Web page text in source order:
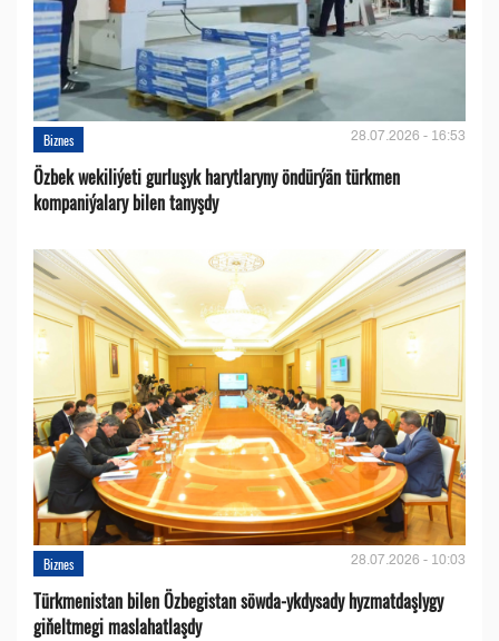
Biznes 28.07.2026 - 16:53
Özbek wekiliýeti gurluşyk harytlaryny öndürýän türkmen
kompaniýalary bilen tanyşdy
Biznes 28.07.2026 - 10:03
Türkmenistan bilen Özbegistan söwda-ykdysady hyzmatdaşlygy
giňeltmegi maslahatlaşdy